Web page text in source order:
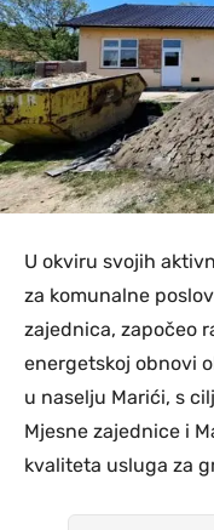
U okviru svojih
za komunalne
zajednica, započeo
energetskoj obnovi
u naselju Marići, s
Mjesne zajednice i
kvaliteta usluga za